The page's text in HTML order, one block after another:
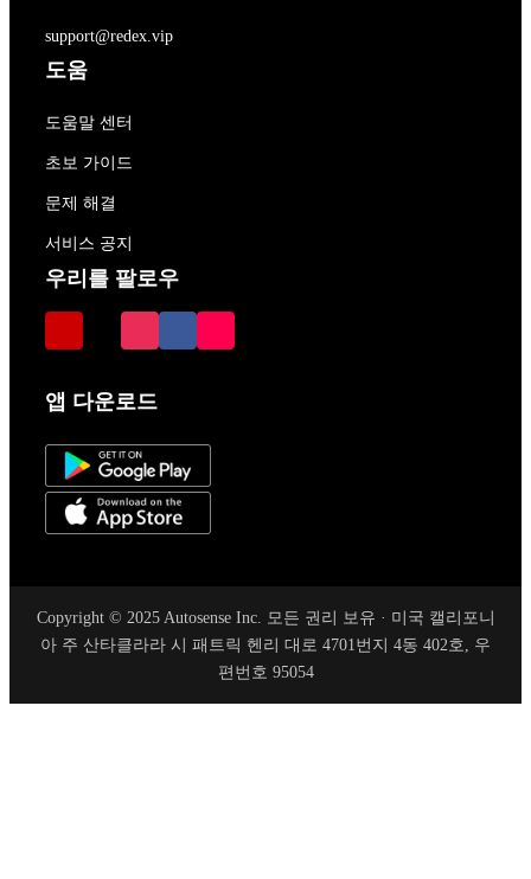
support@redex.vip
도움
도움말 센터
초보 가이드
문제 해결
서비스 공지
우리를 팔로우
앱 다운로드
Copyright © 2025 Autosense Inc. 모든 권리 보유 · 미국 캘리포니
아 주 산타클라라 시 패트릭 헨리 대로 4701번지 4동 402호, 우
편번호 95054